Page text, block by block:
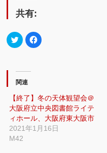
共有:
ク
リ
Twitter
で
共
(新
し
い
ウ
ィ
ン
ド
ウ
Facebook
で
リ
ッ
ク
し
く
だ
関連
【終了】冬の天体観望会＠
大阪府立中央図書館ライテ
ィホール、大阪府東大阪市
2021年1月16日
M42